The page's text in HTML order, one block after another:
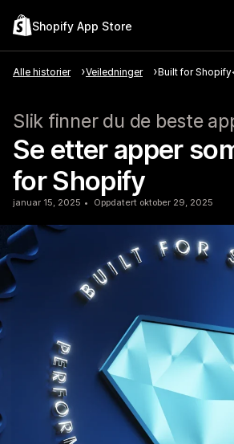
Shopify App Store
Alle historier Veiledninger Built for
Slik finner du de beste
Se etter apper
for Shopify
januar 15, 2025 Oppdatert oktober 29, 2025